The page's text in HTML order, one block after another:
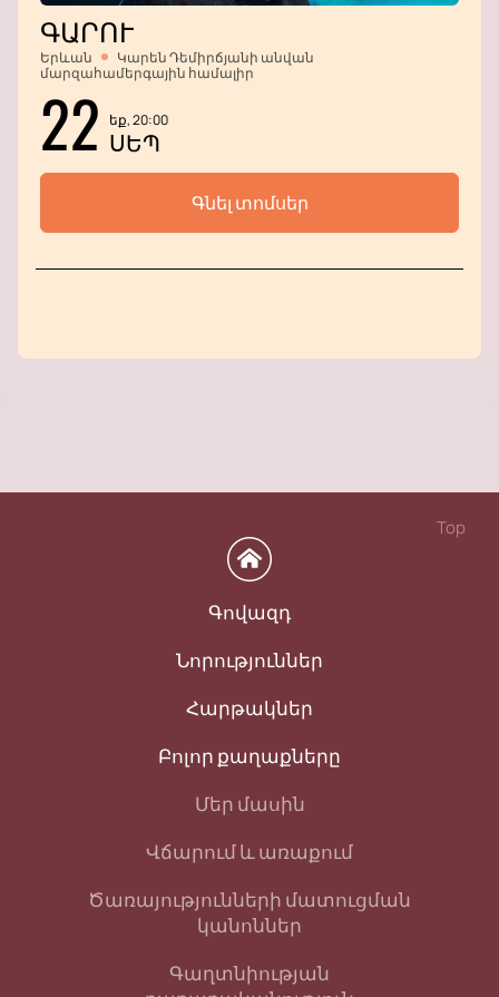
ԳԱՐՈՒ
Երևան
Կարեն Դեմիրճյանի անվան
մարզահամերգային համալիր
22 եք, 20:00
ՍԵՊ
Գնել տոմսեր
Top
Գովազդ
Նորություններ
Հարթակներ
Բոլոր քաղաքները
Մեր մասին
Վճարում և առաքում
Ծառայությունների մատուցման
կանոններ
Գաղտնիության